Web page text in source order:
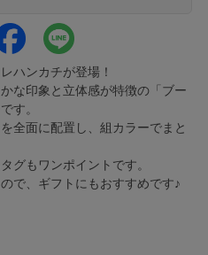
ハンカチが登場！
な印象と立体感が特徴の「ブー
す。
全面に配置し、組カラーでまと
グもワンポイントです。
で、ギフトにもおすすめです♪